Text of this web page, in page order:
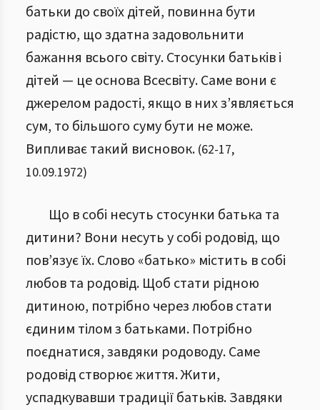
батьки до своїх дітей, повинна бути
радістю, що здатна задовольнити
бажання всього світу. Стосунки батьків і
дітей — це основа Всесвіту. Саме вони є
джерелом радості, якщо в них з’являється
сум, то більшого суму бути не може.
Випливає такий висновок. (62-17,
10.09.1972)
Що в собі несуть стосунки батька та
дитини? Вони несуть у собі родовід, що
пов’язує їх. Слово «батько» містить в собі
любов та родовід. Щоб стати рідною
дитиною, потрібно через любов стати
єдиним тілом з батьками. Потрібно
поєднатися, завдяки родоводу. Саме
родовід створює життя. Жити,
успадкувавши традиції батьків. Завдяки